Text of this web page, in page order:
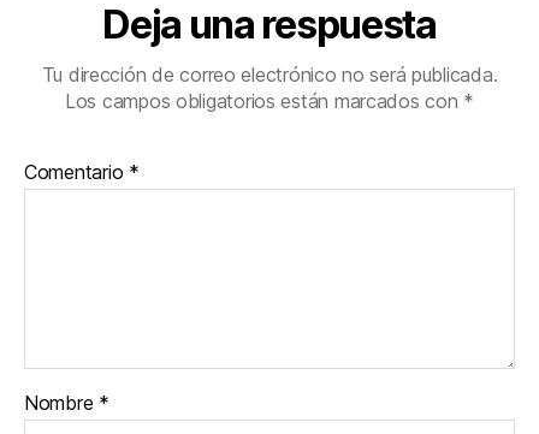
Deja una respuesta
Tu dirección de correo electrónico no será publicada.
Los campos obligatorios están marcados con *
Comentario *
Nombre *